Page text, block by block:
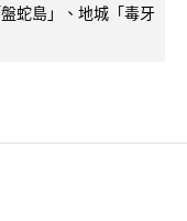
蛇島」、地城「毒牙